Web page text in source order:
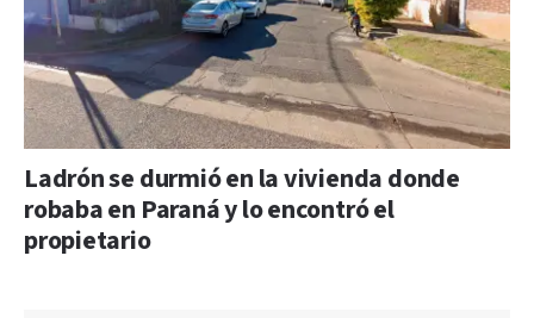
Ladrón se durmió en la vivienda donde
robaba en Paraná y lo encontró el
propietario